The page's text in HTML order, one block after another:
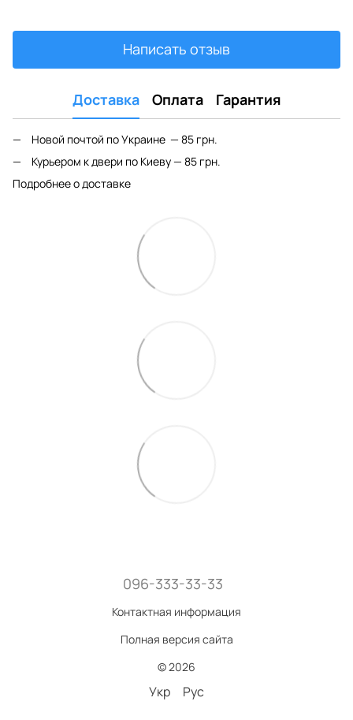
Написать отзыв
Доставка Оплата Гарантия
Новой почтой по Украине — 85 грн.
Курьером к двери по Киеву — 85 грн.
Подробнее о доставке
096-333-33-33
Контактная информация
Полная версия сайта
© 2026
Укр Рус